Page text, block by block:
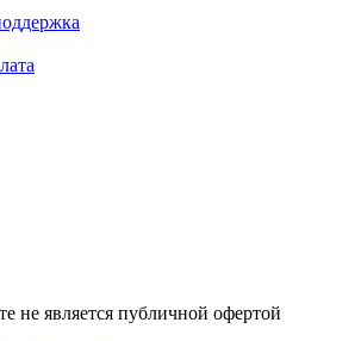
не является публичной офертой